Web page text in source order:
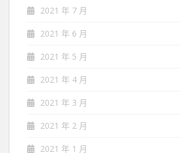
2021 年 7 月
2021 年 6 月
2021 年 5 月
2021 年 4 月
2021 年 3 月
2021 年 2 月
2021 年 1 月